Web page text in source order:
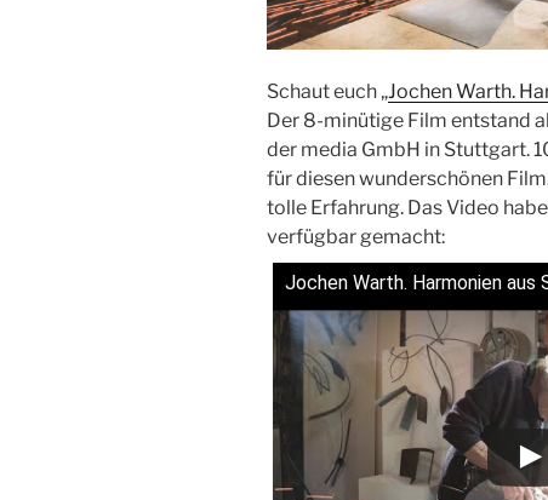
Schaut euch „Jochen Warth.
Der 8-minütige Film entstand
der media GmbH in Stuttgart.
für diesen wunderschönen
tolle Erfahrung. Das Video
verfügbar gemacht:
Jochen Warth. Harmonien aus